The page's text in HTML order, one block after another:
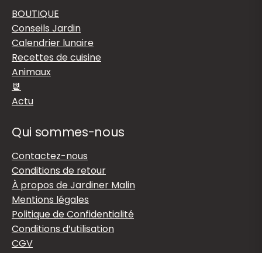
BOUTIQUE
Conseils Jardin
Calendrier lunaire
Recettes de cuisine
Animaux
📆
Actu
Qui sommes-nous
Contactez-nous
Conditions de retour
À propos de Jardiner Malin
Mentions légales
Politique de Confidentialité
Conditions d’utilisation
CGV